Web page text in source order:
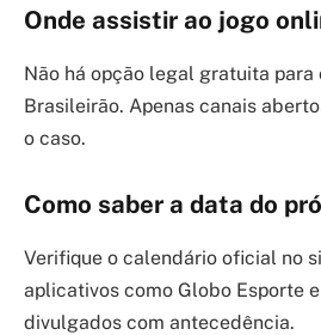
Onde assistir ao jogo
Não há opção legal gratuita para
Brasileirão. Apenas canais
o caso.
Como saber a data do
Verifique o calendário oficial no
aplicativos como Globo Esporte
divulgados com antecedência.